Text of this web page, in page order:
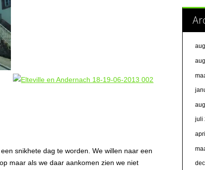
snikhete dag te worden. We willen naar een
maar als we daar aankomen zien we niet
juli